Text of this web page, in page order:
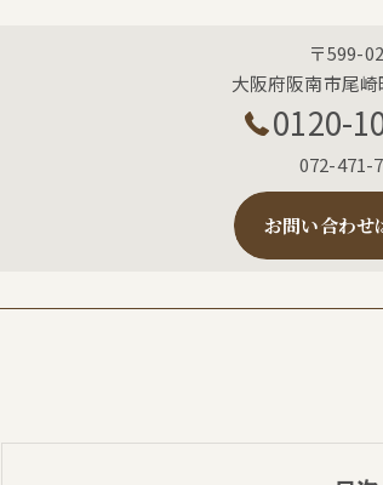
〒599-
大阪府阪南市尾
0120-
072-471-
お問い合わせ